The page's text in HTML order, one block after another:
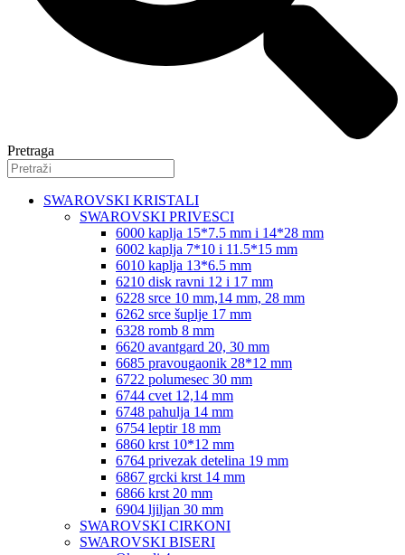
Pretraga
SWAROVSKI KRISTALI
SWAROVSKI PRIVESCI
6000 kaplja 15*7.5 mm i 14*28 mm
6002 kaplja 7*10 i 11.5*15 mm
6010 kaplja 13*6.5 mm
6210 disk ravni 12 i 17 mm
6228 srce 10 mm,14 mm, 28 mm
6262 srce šuplje 17 mm
6328 romb 8 mm
6620 avantgard 20, 30 mm
6685 pravougaonik 28*12 mm
6722 polumesec 30 mm
6744 cvet 12,14 mm
6748 pahulja 14 mm
6754 leptir 18 mm
6860 krst 10*12 mm
6764 privezak detelina 19 mm
6867 grcki krst 14 mm
6866 krst 20 mm
6904 ljiljan 30 mm
SWAROVSKI CIRKONI
SWAROVSKI BISERI